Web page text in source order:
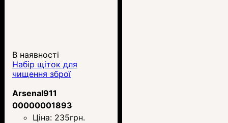
В наявності
Набір щіток для
чищення зброї
Arsenal911
00000001893
Ціна: 235грн.